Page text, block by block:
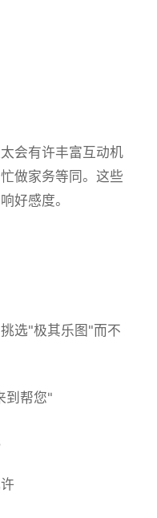
会有许丰富互动机
做家务等同。这些
好感度。
选"极其乐图"而不
到帮您"